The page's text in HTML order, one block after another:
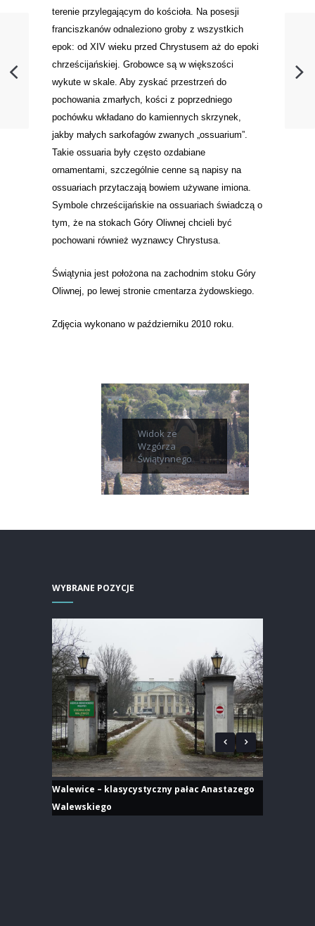
terenie przylegającym do kościoła. Na posesji
franciszkanów odnaleziono groby z wszystkich
epok: od XIV wieku przed Chrystusem aż do epoki
chrześcijańskiej. Grobowce są w większości
wykute w skale. Aby zyskać przestrzeń do
pochowania zmarłych, kości z poprzedniego
pochówku wkładano do kamiennych skrzynek,
jakby małych sarkofagów zwanych „ossuarium”.
Takie ossuaria były często ozdabiane
ornamentami, szczególnie cenne są napisy na
ossuariach przytaczają bowiem używane imiona.
Symbole chrześcijańskie na ossuariach świadczą o
tym, że na stokach Góry Oliwnej chcieli być
pochowani również wyznawcy Chrystusa.
Świątynia jest położona na zachodnim stoku Góry
Oliwnej, po lewej stronie cmentarza żydowskiego.
Zdjęcia wykonano w październiku 2010 roku.
Widok ze
Wzgórza
Świątynnego
WYBRANE POZYCJE
Walewice – klasycystyczny pałac Anastazego
Walewskiego